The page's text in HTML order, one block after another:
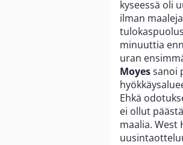
kyseessä oli
ilman
minuuttia
uran
Moyessanoi
Ehkä
ei ollut
maalia. West